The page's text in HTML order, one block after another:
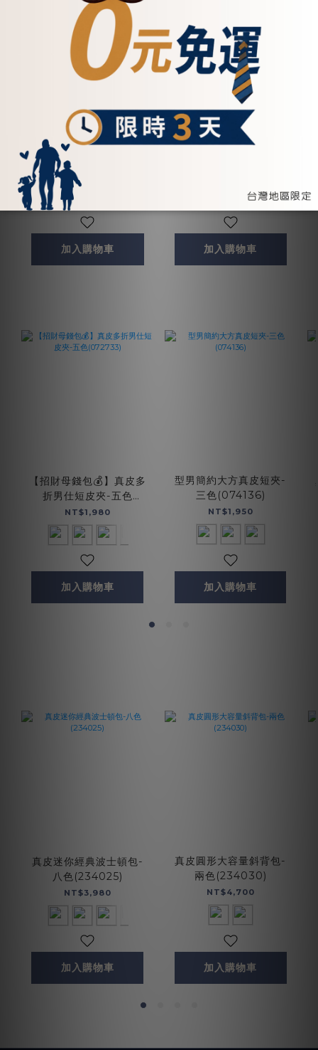
真皮素雅雙拉鍊質感小錢
包-四色(072693)
NT$800
加入購物車
輕巧型萬用筆袋-四色
加入購物車
【招財母錢包💰】真皮多
折男仕短皮夾-五色
(072733)
NT$1,980
加入購物車
型男簡約大方真皮短夾-
三色(074136)
NT$1,950
加入購物車
真皮迷你經典波士頓包-
八色(234025)
NT$3,980
加入購物車
真皮圓形大容量斜背包-
兩色(234030)
NT$4,700
加入購物車